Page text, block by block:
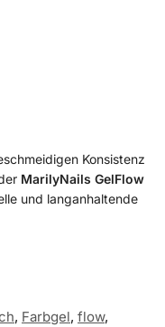
Konsistenz
MarilyNails GelFlow
und langanhaltende
, Farbgel, flow,